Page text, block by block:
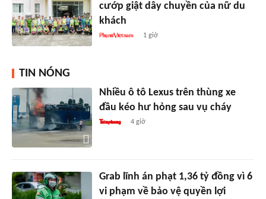
cướp giật dây chuyền của nữ du
khách
1 giờ
TIN NÓNG
Nhiều ô tô Lexus trên thùng xe
đầu kéo hư hỏng sau vụ cháy
4 giờ
Grab lĩnh án phạt 1,36 tỷ đồng vì 6
vi phạm về bảo vệ quyền lợi